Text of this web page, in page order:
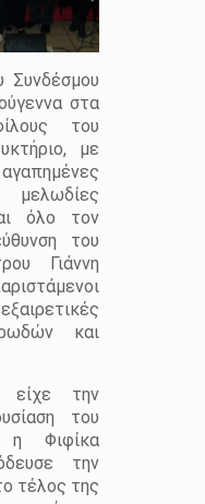
Συνδέσμου
στα
του
με
μελωδίες
όλο τον
του
Γιάννη
και
την
του
η Φιφίκα
την
τέλος της